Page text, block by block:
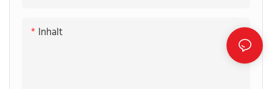
Inhalt